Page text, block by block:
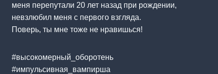
меня перепутали 20 лет назад при рождении,
невзлюбил меня с первого взгляда.
Поверь, ты мне тоже не нравишься!
#высокомерный_оборотень
#импульсивная_вампирша